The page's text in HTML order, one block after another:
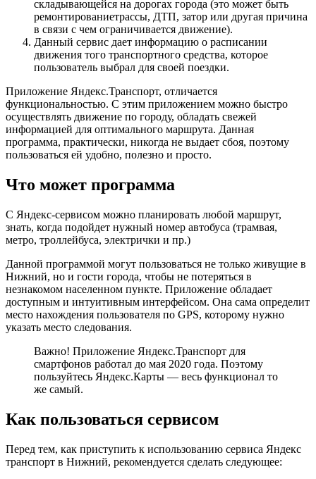
складывающейся на дорогах города (это может быть
ремонтированиетрассы, ДТП, затор или другая причина
в связи с чем ограничивается движение).
Данный сервис дает информацию о расписании
движения того транспортного средства, которое
пользователь выбрал для своей поездки.
Приложение Яндекс.Транспорт, отличается
функциональностью. С этим приложением можно быстро
осуществлять движение по городу, обладать свежей
информацией для оптимального маршрута. Данная
программа, практически, никогда не выдает сбоя, поэтому
пользоваться ей удобно, полезно и просто.
Что может программа
С Яндекс-сервисом можно планировать любой маршрут,
знать, когда подойдет нужный номер автобуса (трамвая,
метро, троллейбуса, электрички и пр.)
Данной программой могут пользоваться не только живущие в
Нижний, но и гости города, чтобы не потеряться в
незнакомом населенном пункте. Приложение обладает
доступным и интуитивным интерфейсом. Она сама определит
место нахождения пользователя по GPS, которому нужно
указать место следования.
Важно! Приложение Яндекс.Транспорт для
смартфонов работал до мая 2020 года. Поэтому
пользуйтесь Яндекс.Карты — весь функционал то
же самый.
Как пользоваться сервисом
Перед тем, как приступить к использованию сервиса Яндекс
транспорт в Нижний, рекомендуется сделать следующее: